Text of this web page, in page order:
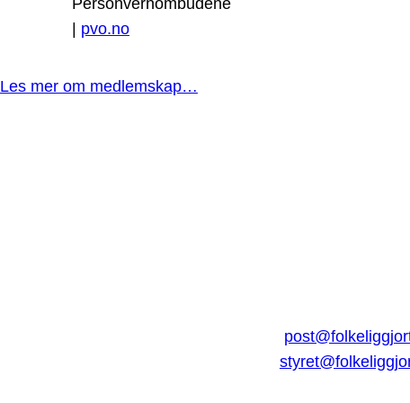
| pvo.no
Les mer om medlemskap…